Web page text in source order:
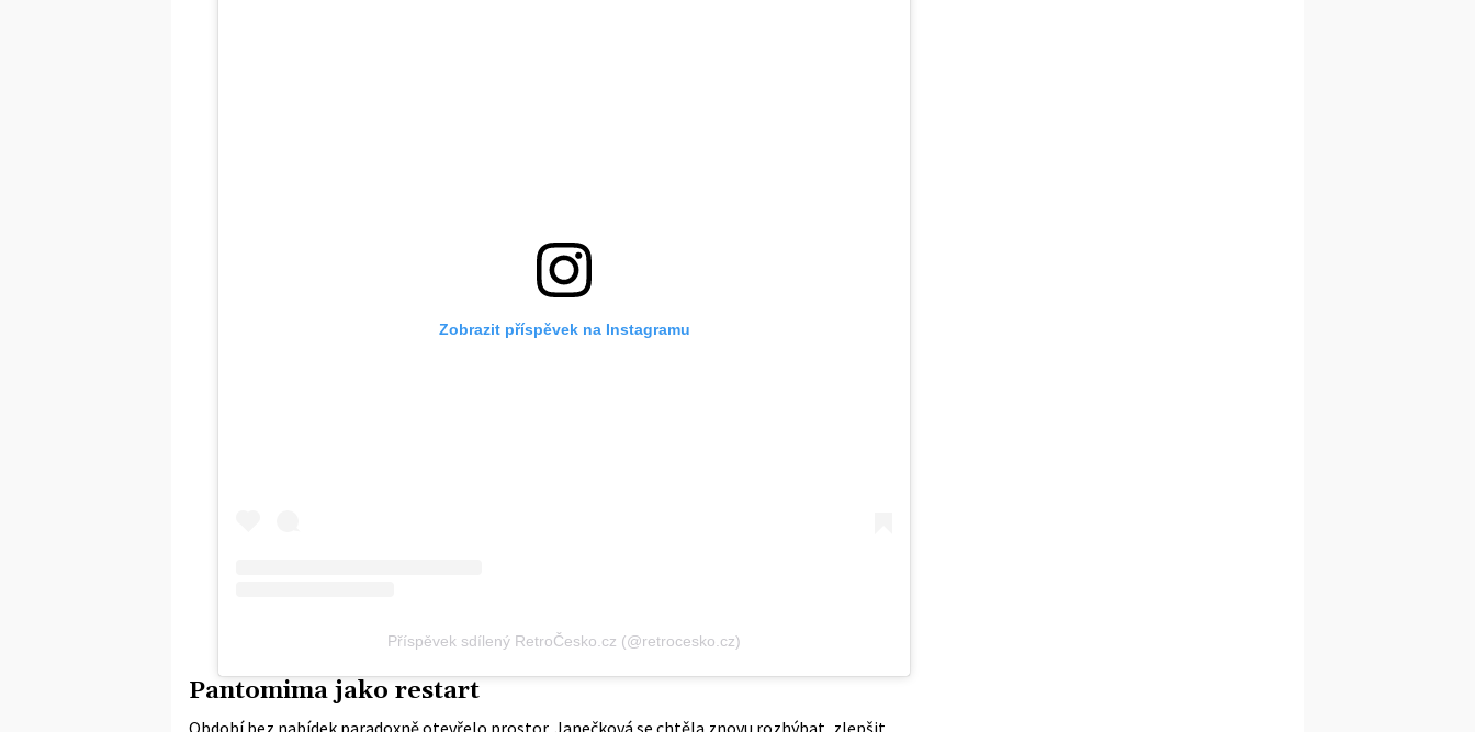
Zobrazit příspěvek na Instagramu
Příspěvek sdílený RetroČesko.cz (@retrocesko.cz)
Pantomima jako restart
Období bez nabídek paradoxně otevřelo prostor. Janečková se chtěla znovu rozhýbat, zlepšit